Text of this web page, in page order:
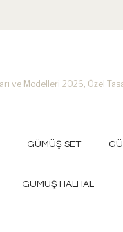
GÜMÜŞ SET
GÜMÜŞ HALHAL